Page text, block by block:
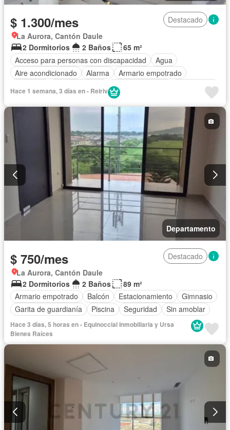
$ 1.300/mes
Destacado
La Aurora, Cantón Daule
2 Dormitorios
2 Baños
65 m²
Acceso para personas con discapacidad
Agua
Aire acondicionado
Alarma
Armario empotrado
Cocina equipada
Electricidad
Gas natural
Garita de guardianía
Piscina Conserje
Seguridad
Vista panorámica Completamente amoblado
Hace 1 semana, 3 días en - Reiriv
Departamento
$ 750/mes
Destacado
La Aurora, Cantón Daule
2 Dormitorios
2 Baños
89 m²
Armario empotrado
Balcón Estacionamiento
Gimnasio
Garita de guardianía
Piscina Seguridad Sin amoblar
Hace 3 días, 5 horas en - Equinoccial Inmobiliaria y Ursa
Bienes Raíces